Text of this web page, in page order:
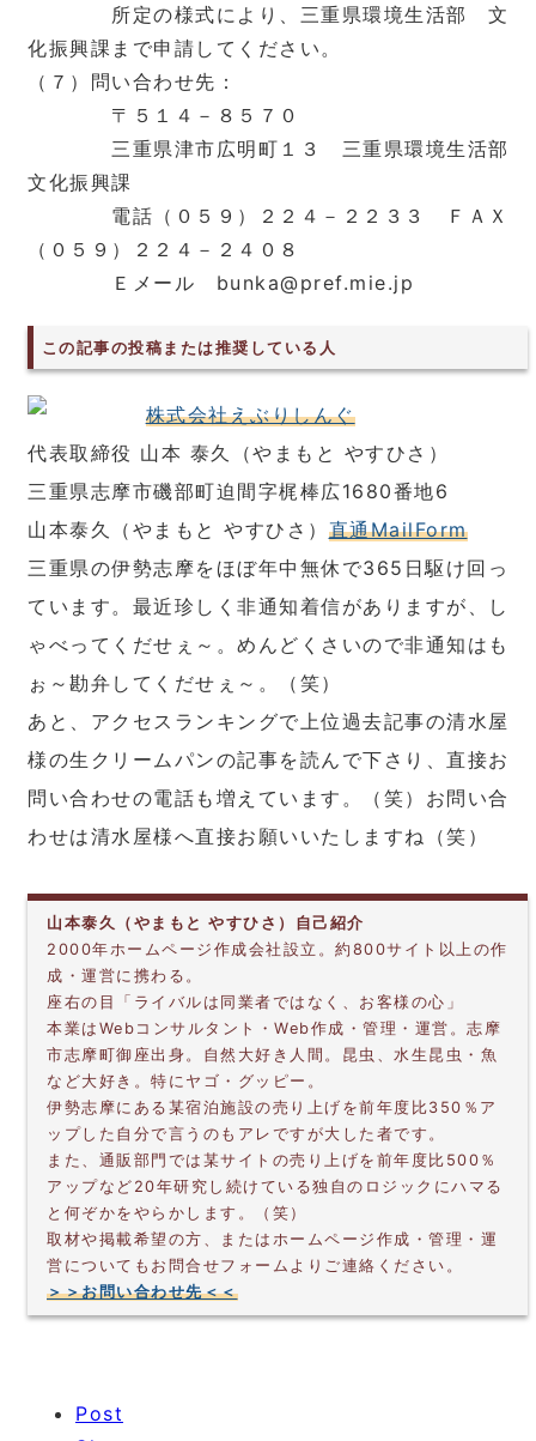
所定の様式により、三重県環境生活部 文
化振興課まで申請してください。
（７）問い合わせ先：
〒５１４－８５７０
三重県津市広明町１３ 三重県環境生活部
文化振興課
電話（０５９）２２４－２２３３ ＦＡＸ
（０５９）２２４－２４０８
Ｅメール bunka@pref.mie.jp
この記事の投稿または推奨している人
株式会社えぶりしんぐ
代表取締役 山本 泰久（やまもと やすひさ）
三重県志摩市磯部町迫間字梶棒広1680番地6
山本泰久（やまもと やすひさ） 直通MailForm
三重県の伊勢志摩をほぼ年中無休で365日駆け回っ
ています。最近珍しく非通知着信がありますが、し
ゃべってくだせぇ～。めんどくさいので非通知はも
ぉ～勘弁してくだせぇ～。（笑）
あと、アクセスランキングで上位過去記事の清水屋
様の生クリームパンの記事を読んで下さり、直接お
問い合わせの電話も増えています。（笑）お問い合
わせは清水屋様へ直接お願いいたしますね（笑）
山本泰久（やまもと やすひさ）自己紹介
2000年ホームページ作成会社設立。約800サイト以上の作
成・運営に携わる。
座右の目「ライバルは同業者ではなく、お客様の心」
本業はWebコンサルタント・Web作成・管理・運営。志摩
市志摩町御座出身。自然大好き人間。昆虫、水生昆虫・魚
など大好き。特にヤゴ・グッピー。
伊勢志摩にある某宿泊施設の売り上げを前年度比350％ア
ップした自分で言うのもアレですが大した者です。
また、通販部門では某サイトの売り上げを前年度比500％
アップなど20年研究し続けている独自のロジックにハマる
と何ぞかをやらかします。（笑）
取材や掲載希望の方、またはホームページ作成・管理・運
営についてもお問合せフォームよりご連絡ください。
＞＞お問い合わせ先＜＜
Post